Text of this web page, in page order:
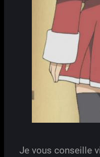
Je vous conseille